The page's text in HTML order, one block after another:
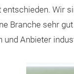
Wir
Branche sehr
Anbieter